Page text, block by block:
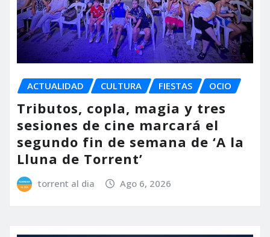
ACTUALIDAD CULTURA FIESTAS OCIO
Tributos, copla, magia y tres
sesiones de cine marcará el
segundo fin de semana de ‘A la
Lluna de Torrent’
torrent al dia Ago 6, 2026